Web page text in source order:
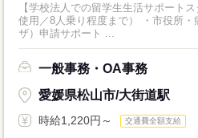
【学校法人での留学生生活サポート
使用／8人乗り程度まで） ・市役所
ザ）申請サポート ...
一般事務・OA事務
愛媛県松山市/大街道駅
時給1,220円～ 交通費全額支給